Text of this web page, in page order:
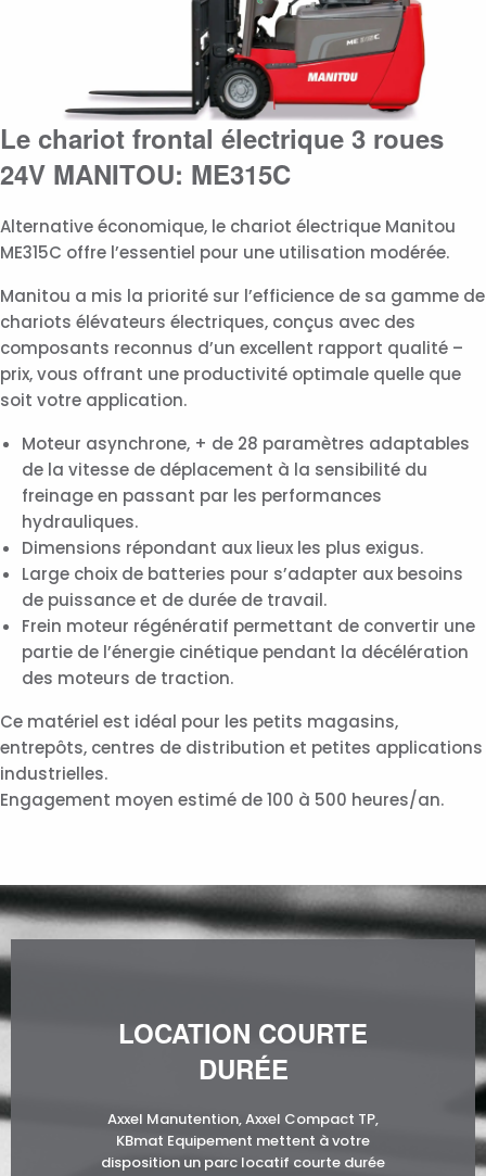
Le chariot frontal électrique 3 roues
24V MANITOU: ME315C
Alternative économique, le chariot électrique Manitou
ME315C offre l’essentiel pour une utilisation modérée.
Manitou a mis la priorité sur l’efficience de sa gamme de
chariots élévateurs électriques, conçus avec des
composants reconnus d’un excellent rapport qualité –
prix, vous offrant une productivité optimale quelle que
soit votre application.
Moteur asynchrone, + de 28 paramètres adaptables
de la vitesse de déplacement à la sensibilité du
freinage en passant par les performances
hydrauliques.
Dimensions répondant aux lieux les plus exigus.
Large choix de batteries pour s’adapter aux besoins
de puissance et de durée de travail.
Frein moteur régénératif permettant de convertir une
partie de l’énergie cinétique pendant la décélération
des moteurs de traction.
Ce matériel est idéal pour les petits magasins,
entrepôts, centres de distribution et petites applications
industrielles.
Engagement moyen estimé de 100 à 500 heures/an.
LOCATION COURTE
DURÉE
Axxel Manutention, Axxel Compact TP,
KBmat Equipement mettent à votre
disposition un parc locatif courte durée